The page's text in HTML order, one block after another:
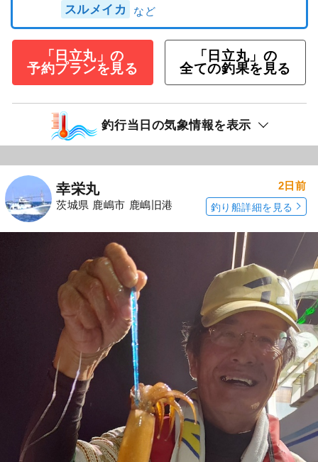
スルメイカ
「日立丸」の
予約プランを見る
「日立丸」の
全ての釣果を見る
釣行当日の気象情報を表示
幸栄丸
茨城県 鹿嶋市 鹿嶋旧港
2日前
釣り船詳細を見る